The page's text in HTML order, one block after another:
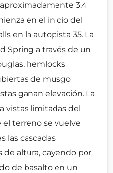
3.4
en el inicio del
en la autopista 35. La
Spring a través de un
hemlocks
de musgo
ganan elevación. La
vistas limitadas del
terreno se vuelve
las cascadas
de altura, cayendo por
de basalto en un